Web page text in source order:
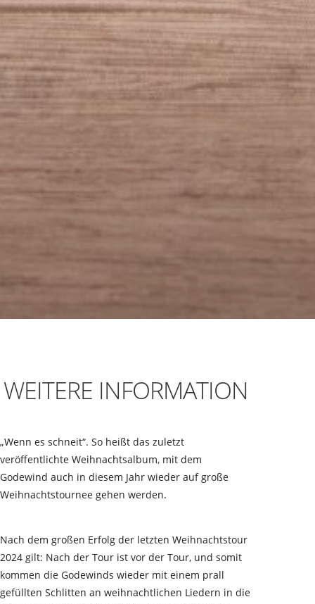
WEITERE INFORMATION
„Wenn es schneit“. So heißt das zuletzt
veröffentlichte Weihnachtsalbum, mit dem
Godewind auch in diesem Jahr wieder auf große
Weihnachtstournee gehen werden.
Nach dem großen Erfolg der letzten Weihnachtstour
2024 gilt: Nach der Tour ist vor der Tour, und somit
kommen die Godewinds wieder mit einem prall
gefüllten Schlitten an weihnachtlichen Liedern in die